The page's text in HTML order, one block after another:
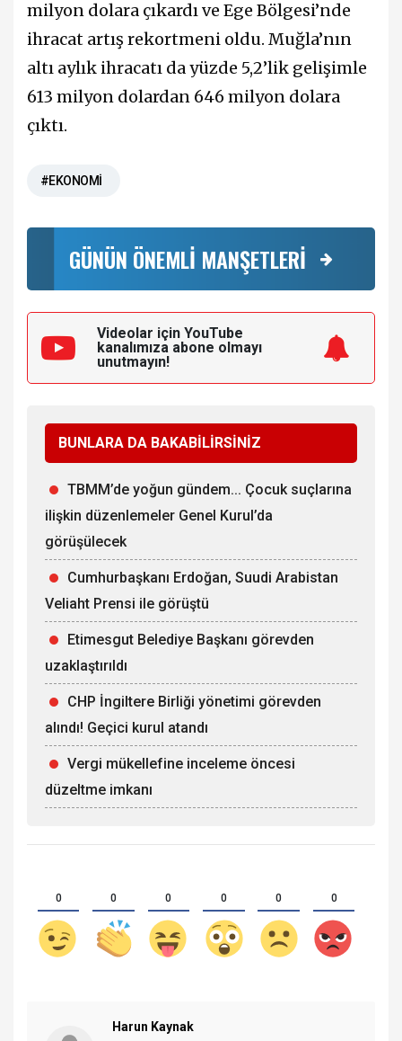
milyon dolara çıkardı ve Ege Bölgesi’nde
ihracat artış rekortmeni oldu. Muğla’nın
altı aylık ihracatı da yüzde 5,2’lik gelişimle
613 milyon dolardan 646 milyon dolara
çıktı.
#EKONOMİ
GÜNÜN ÖNEMLİ MANŞETLERİ
Videolar için YouTube
kanalımıza abone olmayı
unutmayın!
BUNLARA DA BAKABİLİRSİNİZ
TBMM’de yoğun gündem... Çocuk suçlarına
ilişkin düzenlemeler Genel Kurul’da
görüşülecek
Cumhurbaşkanı Erdoğan, Suudi Arabistan
Veliaht Prensi ile görüştü
Etimesgut Belediye Başkanı görevden
uzaklaştırıldı
CHP İngiltere Birliği yönetimi görevden
alındı! Geçici kurul atandı
Vergi mükellefine inceleme öncesi
düzeltme imkanı
0 0 0 0 0 0
Harun Kaynak